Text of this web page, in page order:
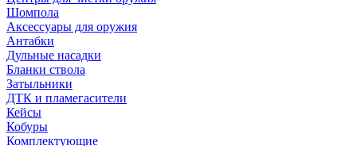
Шомпола
Аксессуары для оружия
Антабки
Дульные насадки
Бланки ствола
Затыльники
ДТК и пламегасители
Кейсы
Кобуры
Комплектующие